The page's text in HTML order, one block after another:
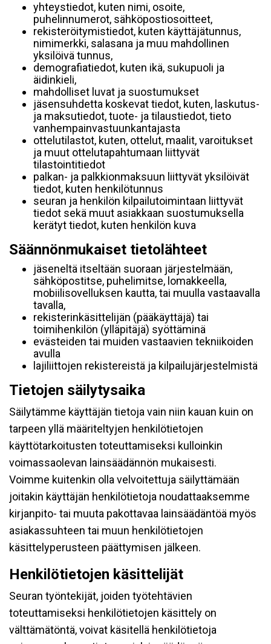
yhteystiedot, kuten nimi, osoite,
puhelinnumerot, sähköpostiosoitteet,
rekisteröitymistiedot, kuten käyttäjätunnus,
nimimerkki, salasana ja muu mahdollinen
yksilöivä tunnus,
demografiatiedot, kuten ikä, sukupuoli ja
äidinkieli,
mahdolliset luvat ja suostumukset
jäsensuhdetta koskevat tiedot, kuten, laskutus-
ja maksutiedot, tuote- ja tilaustiedot, tieto
vanhempainvastuunkantajasta
ottelutilastot, kuten, ottelut, maalit, varoitukset
ja muut ottelutapahtumaan liittyvät
tilastointitiedot
palkan- ja palkkionmaksuun liittyvät yksilöivät
tiedot, kuten henkilötunnus
seuran ja henkilön kilpailutoimintaan liittyvät
tiedot sekä muut asiakkaan suostumuksella
kerätyt tiedot, kuten henkilön kuva
Säännönmukaiset tietolähteet
jäseneltä itseltään suoraan järjestelmään,
sähköpostitse, puhelimitse, lomakkeella,
mobiilisovelluksen kautta, tai muulla vastaavalla
tavalla,
rekisterinkäsittelijän (pääkäyttäjä) tai
toimihenkilön (ylläpitäjä) syöttäminä
evästeiden tai muiden vastaavien tekniikoiden
avulla
lajiliittojen rekistereistä ja kilpailujärjestelmistä
Tietojen säilytysaika
Säilytämme käyttäjän tietoja vain niin kauan kuin on
tarpeen yllä määriteltyjen henkilötietojen
käyttötarkoitusten toteuttamiseksi kulloinkin
voimassaolevan lainsäädännön mukaisesti.
Voimme kuitenkin olla velvoitettuja säilyttämään
joitakin käyttäjän henkilötietoja noudattaaksemme
kirjanpito- tai muuta pakottavaa lainsäädäntöä myös
asiakassuhteen tai muun henkilötietojen
käsittelyperusteen päättymisen jälkeen.
Henkilötietojen käsittelijät
Seuran työntekijät, joiden työtehtävien
toteuttamiseksi henkilötietojen käsittely on
välttämätöntä, voivat käsitellä henkilötietoja